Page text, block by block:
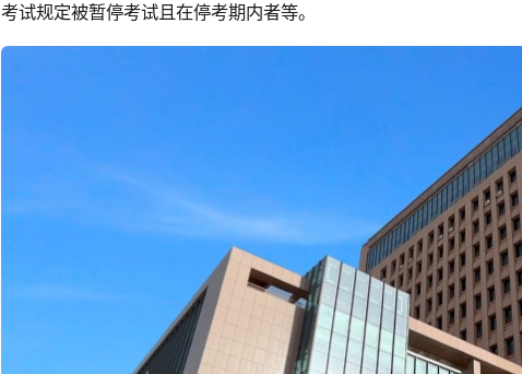
考试规定被暂停考试且在停考期内者等。